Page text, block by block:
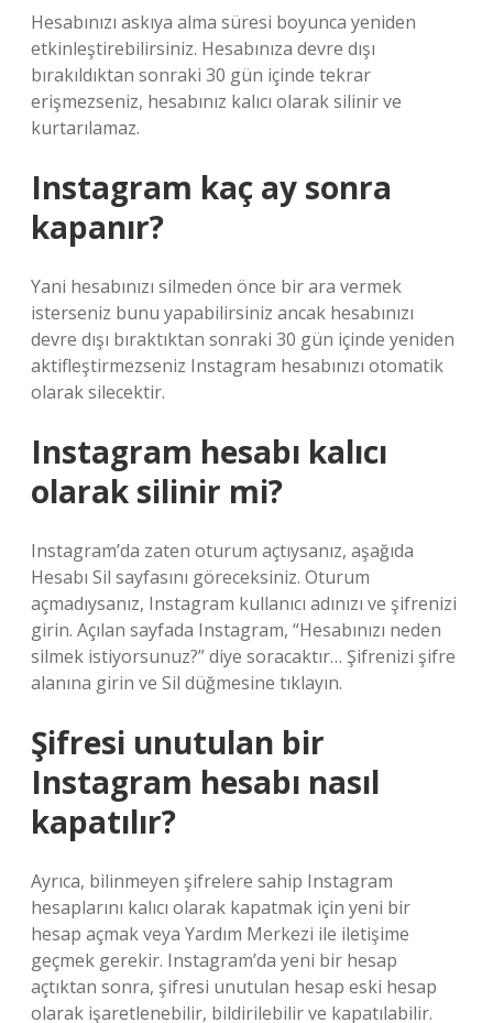
Hesabınızı askıya alma süresi boyunca yeniden
etkinleştirebilirsiniz. Hesabınıza devre dışı
bırakıldıktan sonraki 30 gün içinde tekrar
erişmezseniz, hesabınız kalıcı olarak silinir ve
kurtarılamaz.
Instagram kaç ay sonra
kapanır?
Yani hesabınızı silmeden önce bir ara vermek
isterseniz bunu yapabilirsiniz ancak hesabınızı
devre dışı bıraktıktan sonraki 30 gün içinde yeniden
aktifleştirmezseniz Instagram hesabınızı otomatik
olarak silecektir.
Instagram hesabı kalıcı
olarak silinir mi?
Instagram’da zaten oturum açtıysanız, aşağıda
Hesabı Sil sayfasını göreceksiniz. Oturum
açmadıysanız, Instagram kullanıcı adınızı ve şifrenizi
girin. Açılan sayfada Instagram, “Hesabınızı neden
silmek istiyorsunuz?” diye soracaktır… Şifrenizi şifre
alanına girin ve Sil düğmesine tıklayın.
Şifresi unutulan bir
Instagram hesabı nasıl
kapatılır?
Ayrıca, bilinmeyen şifrelere sahip Instagram
hesaplarını kalıcı olarak kapatmak için yeni bir
hesap açmak veya Yardım Merkezi ile iletişime
geçmek gerekir. Instagram’da yeni bir hesap
açtıktan sonra, şifresi unutulan hesap eski hesap
olarak işaretlenebilir, bildirilebilir ve kapatılabilir.